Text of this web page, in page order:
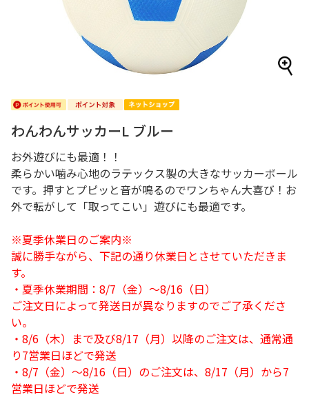
わんわんサッカーL ブルー
お外遊びにも最適！！
柔らかい噛み心地のラテックス製の大きなサッカーボール
です。押すとプピッと音が鳴るのでワンちゃん大喜び！お
外で転がして「取ってこい」遊びにも最適です。
※夏季休業日のご案内※
誠に勝手ながら、下記の通り休業日とさせていただきま
す。
・夏季休業期間：8/7（金）～8/16（日）
ご注文日によって発送日が異なりますのでご了承くださ
い。
・8/6（木）まで及び8/17（月）以降のご注文は、通常通
り7営業日ほどで発送
・8/7（金）～8/16（日）のご注文は、8/17（月）から7
営業日ほどで発送